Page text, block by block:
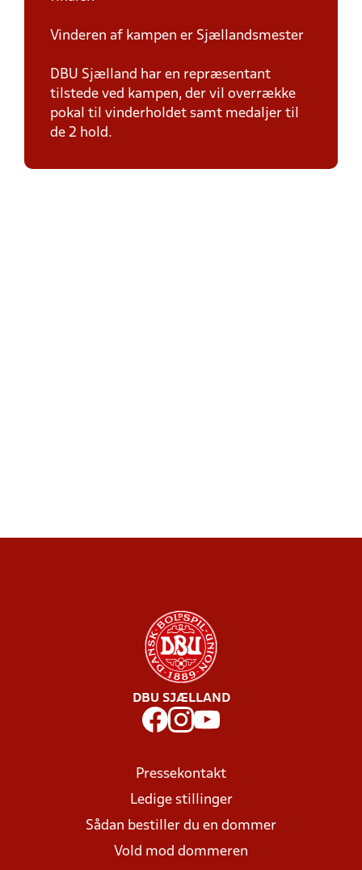
Vinderen af kampen er Sjællandsmester
DBU Sjælland har en repræsentant
tilstede ved kampen, der vil overrække
pokal til vinderholdet samt medaljer til
de 2 hold.
DBU SJÆLLAND
Pressekontakt
Ledige stillinger
Sådan bestiller du en dommer
Vold mod dommeren